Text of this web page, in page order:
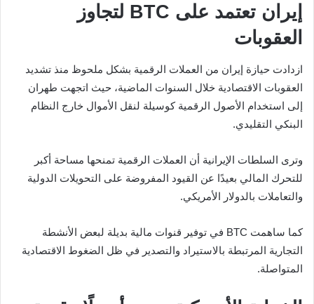
إيران تعتمد على BTC لتجاوز
العقوبات
ازدادت حيازة إيران من العملات الرقمية بشكل ملحوظ منذ تشديد
العقوبات الاقتصادية خلال السنوات الماضية، حيث اتجهت طهران
إلى استخدام الأصول الرقمية كوسيلة لنقل الأموال خارج النظام
البنكي التقليدي.
وترى السلطات الإيرانية أن العملات الرقمية تمنحها مساحة أكبر
للتحرك المالي بعيدًا عن القيود المفروضة على التحويلات الدولية
والتعاملات بالدولار الأمريكي.
كما ساهمت BTC في توفير قنوات مالية بديلة لبعض الأنشطة
التجارية المرتبطة بالاستيراد والتصدير في ظل الضغوط الاقتصادية
المتواصلة.